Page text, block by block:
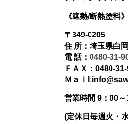
《遮熱/断熱塗料》
〒349-0205
住 所：埼玉県白
電 話： 0480-31-
ＦＡＸ：0480-
Ｍａｉ
営業時間 9：00
(定休日毎週火・